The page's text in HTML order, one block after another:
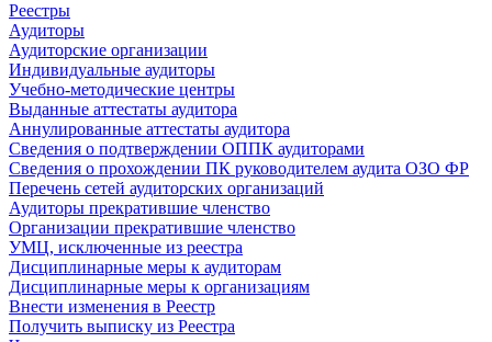
Реестры
Аудиторы
Аудиторские организации
Индивидуальные аудиторы
Учебно-методические центры
Выданные аттестаты аудитора
Аннулированные аттестаты аудитора
Сведения о подтверждении ОППК аудиторами
Сведения о прохождении ПК руководителем аудита ОЗО ФР
Перечень сетей аудиторских организаций
Аудиторы прекратившие членство
Организации прекратившие членство
УМЦ, исключенные из реестра
Дисциплинарные меры к аудиторам
Дисциплинарные меры к организациям
Внести изменения в Реестр
Получить выписку из Реестра